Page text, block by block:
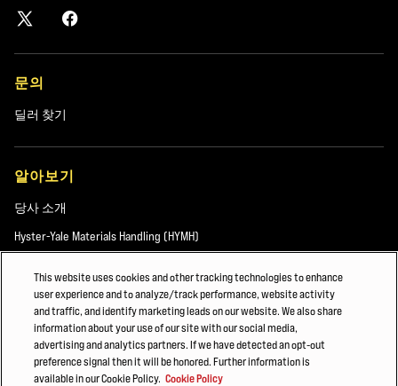
문의
딜러 찾기
알아보기
당사 소개
Hyster-Yale Materials Handling (HYMH)
채용
채용
This website uses cookies and other tracking technologies to enhance
user experience and to analyze/track performance, website activity
and traffic, and identify marketing leads on our website. We also share
information about your use of our site with our social media,
advertising and analytics partners. If we have detected an opt-out
preference signal then it will be honored. Further information is
available in our Cookie Policy. Cookie Policy